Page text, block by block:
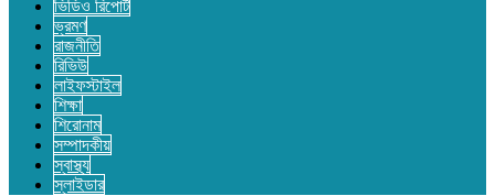
ভিডিও রিপোর্ট
ভ্রমণ
রাজনীতি
রিভিউ
লাইফস্টাইল
শিক্ষা
শিরোনাম
সম্পাদকীয়
স্বাস্থ্য
স্লাইডার